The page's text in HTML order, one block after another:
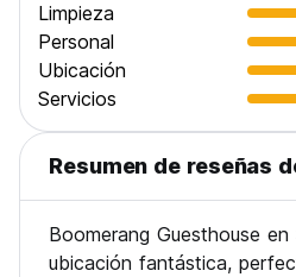
Limpieza
Personal
Ubicación
Servicios
Resumen de reseñas
Boomerang Guesthouse
ubicación fantástica,